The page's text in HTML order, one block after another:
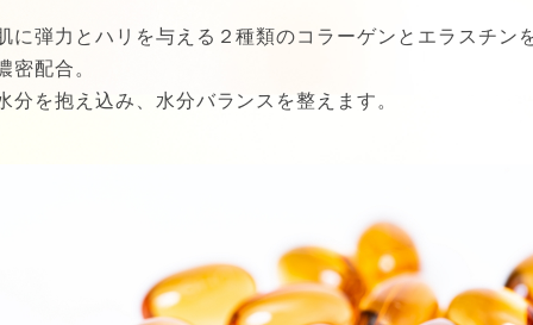
に弾力とハリを与える２種類のコラーゲンとエラスチン
密配合。
分を抱え込み、水分バランスを整えます。